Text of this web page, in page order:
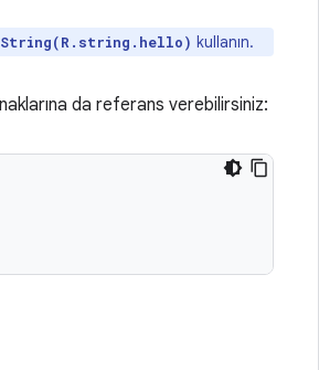
kullanın.
da referans verebilirsiniz: